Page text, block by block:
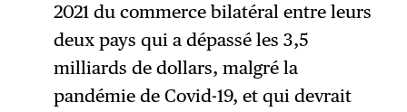
2021 du commerce bilatéral entre leurs
deux pays qui a dépassé les 3,5
milliards de dollars, malgré la
pandémie de Covid-19, et qui devrait